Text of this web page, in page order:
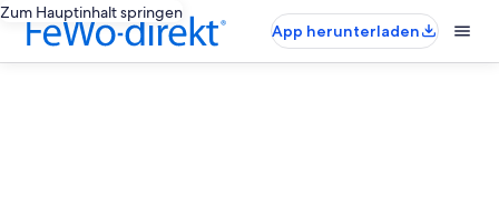
Zum Hauptinhalt springen
App herunterladen